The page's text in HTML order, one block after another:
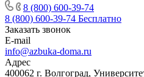
8 (800) 600-39-74
8 (800) 600-39-74 Бесплатно
Заказать звонок
E-mail
info@azbuka-doma.ru
Адрес
400062 г. Волгоград,